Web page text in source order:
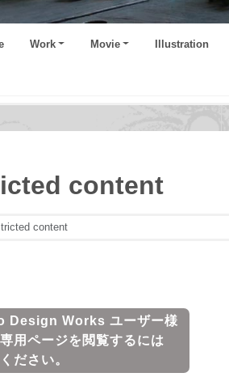
Work Movie Illustration
content
content
Design Works ユーザー様
用ページを閲覧するには
ださい。